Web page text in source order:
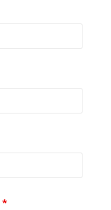
*